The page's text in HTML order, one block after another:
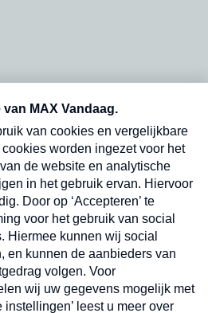
en dinsdagochtend in
Verzend